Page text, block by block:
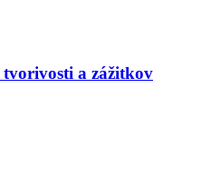
a zážitkov